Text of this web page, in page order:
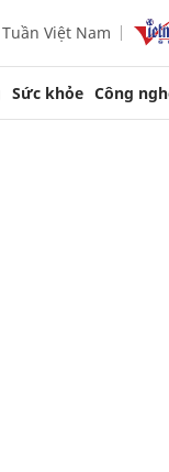
Tuần Việt Nam
Sức khỏe Công